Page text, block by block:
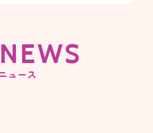
ュース